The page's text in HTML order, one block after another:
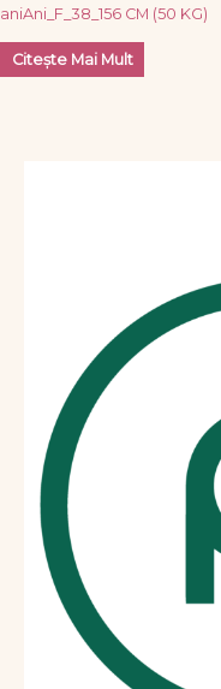
aniAni_F_38_156 CM (50 KG)
Citește Mai Mult